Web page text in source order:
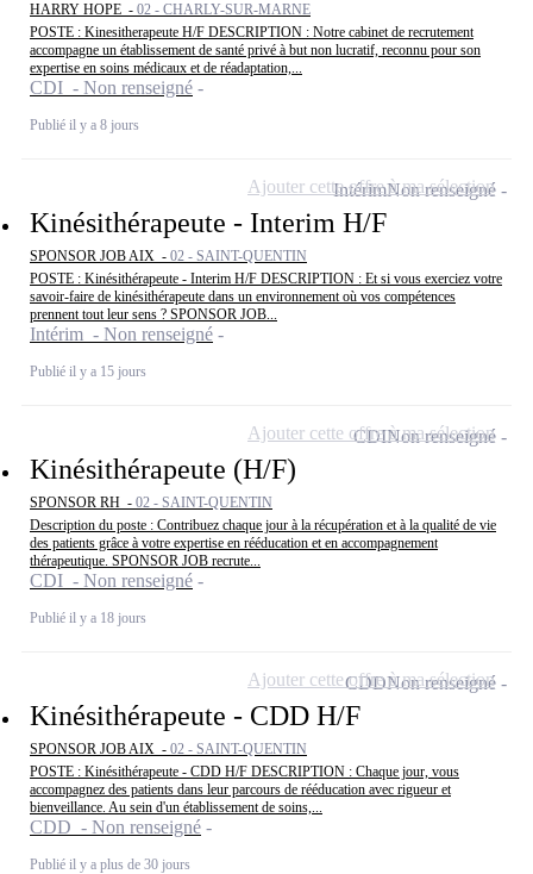
HARRY HOPE - 02 - CHARLY-SUR-MARNE
POSTE : Kinesitherapeute H/F DESCRIPTION : Notre cabinet de recrutement
accompagne un établissement de santé privé à but non lucratif, reconnu pour son
expertise en soins médicaux et de réadaptation,...
CDI - Non renseigné
Publié il y a 8 jours
Kinésithérapeute - Interim H/F
SPONSOR JOB AIX - 02 - SAINT-QUENTIN
POSTE : Kinésithérapeute - Interim H/F DESCRIPTION : Et si vous exerciez votre
savoir-faire de kinésithérapeute dans un environnement où vos compétences
prennent tout leur sens ? SPONSOR JOB...
Intérim - Non renseigné
Publié il y a 15 jours
IntérimNon renseigné
Ajouter cette offre à ma sélection
Kinésithérapeute (H/F)
SPONSOR RH - 02 - SAINT-QUENTIN
Description du poste : Contribuez chaque jour à la récupération et à la qualité de vie
des patients grâce à votre expertise en rééducation et en accompagnement
thérapeutique. SPONSOR JOB recrute...
CDI - Non renseigné
Publié il y a 18 jours
CDINon renseigné
Ajouter cette offre à ma sélection
Kinésithérapeute - CDD H/F
SPONSOR JOB AIX - 02 - SAINT-QUENTIN
POSTE : Kinésithérapeute - CDD H/F DESCRIPTION : Chaque jour, vous
accompagnez des patients dans leur parcours de rééducation avec rigueur et
bienveillance. Au sein d'un établissement de soins,...
CDD - Non renseigné
Publié il y a plus de 30 jours
CDDNon renseigné
Ajouter cette offre à ma sélection